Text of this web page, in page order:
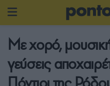
Με χορό, μουσική
γεύσεις